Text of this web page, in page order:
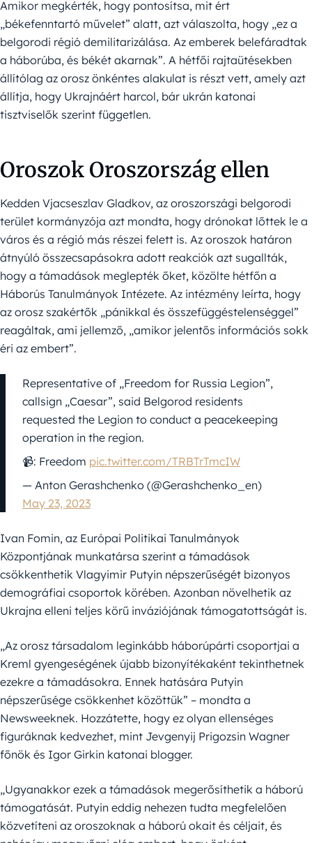
Amikor megkérték, hogy pontosítsa, mit ért
„békefenntartó művelet” alatt, azt válaszolta, hogy „ez a
belgorodi régió demilitarizálása. Az emberek belefáradtak
a háborúba, és békét akarnak”. A hétfői rajtaütésekben
állítólag az orosz önkéntes alakulat is részt vett, amely azt
állítja, hogy Ukrajnáért harcol, bár ukrán katonai
tisztviselők szerint független.
Oroszok Oroszország ellen
Kedden Vjacseszlav Gladkov, az oroszországi belgorodi
terület kormányzója azt mondta, hogy drónokat lőttek le a
város és a régió más részei felett is. Az oroszok határon
átnyúló összecsapásokra adott reakciók azt sugallták,
hogy a támadások meglepték őket, közölte hétfőn a
Háborús Tanulmányok Intézete. Az intézmény leírta, hogy
az orosz szakértők „pánikkal és összefüggéstelenséggel”
reagáltak, ami jellemző, „amikor jelentős információs sokk
éri az embert”.
Representative of „Freedom for Russia Legion”,
callsign „Caesar”, said Belgorod residents
requested the Legion to conduct a peacekeeping
operation in the region.
📹: Freedom pic.twitter.com/TRBTrTmcIW
— Anton Gerashchenko (@Gerashchenko_en)
May 23, 2023
Ivan Fomin, az Európai Politikai Tanulmányok
Központjának munkatársa szerint a támadások
csökkenthetik Vlagyimir Putyin népszerűségét bizonyos
demográfiai csoportok körében. Azonban növelhetik az
Ukrajna elleni teljes körű inváziójának támogatottságát is.
„Az orosz társadalom leginkább háborúpárti csoportjai a
Kreml gyengeségének újabb bizonyítékaként tekinthetnek
ezekre a támadásokra. Ennek hatására Putyin
népszerűsége csökkenhet közöttük” – mondta a
Newsweeknek. Hozzátette, hogy ez olyan ellenséges
figuráknak kedvezhet, mint Jevgenyij Prigozsin Wagner
főnök és Igor Girkin katonai blogger.
„Ugyanakkor ezek a támadások megerősíthetik a háború
támogatását. Putyin eddig nehezen tudta megfelelően
közvetíteni az oroszoknak a háború okait és céljait, és